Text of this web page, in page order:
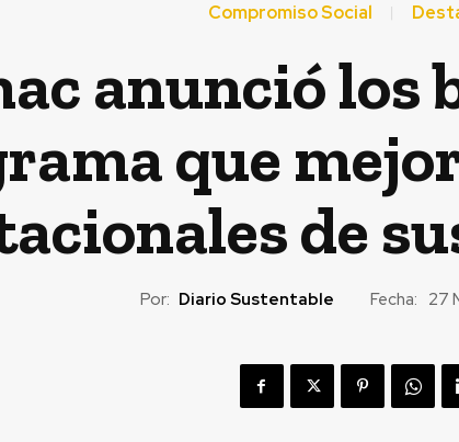
Compromiso Social
anunció los
que
de
Por: Diario Sustentable Fecha: 27